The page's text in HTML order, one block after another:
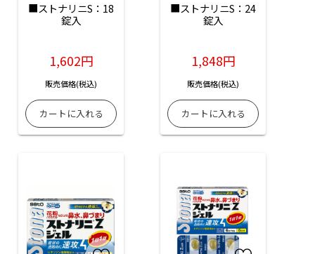
■ストナリニS：18
錠入
1,602円
販売価格(税込)
■ストナリニS：24
錠入
1,848円
販売価格(税込)